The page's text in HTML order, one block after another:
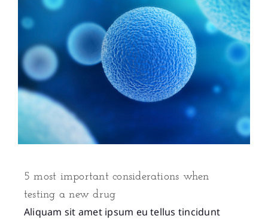
5 most important considerations when
testing a new drug
Aliquam sit amet ipsum eu tellus tincidunt